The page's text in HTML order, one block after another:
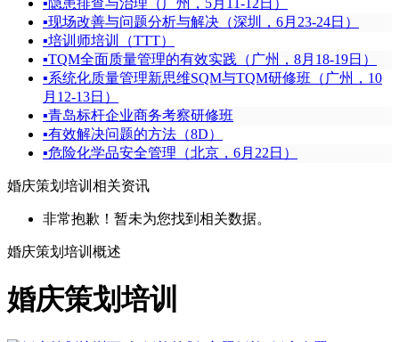
▪现场改善与问题分析与解决（深圳，6月23-24日）
▪培训师培训（TTT）
▪TQM全面质量管理的有效实践（广州，8月18-19日）
▪系统化质量管理新思维SQM与TQM研修班（广州，10
月12-13日）
▪青岛标杆企业商务考察研修班
▪有效解决问题的方法（8D）
▪危险化学品安全管理（北京，6月22日）
婚庆策划培训相关资讯
非常抱歉！暂未为您找到相关数据。
婚庆策划培训概述
婚庆策划培训